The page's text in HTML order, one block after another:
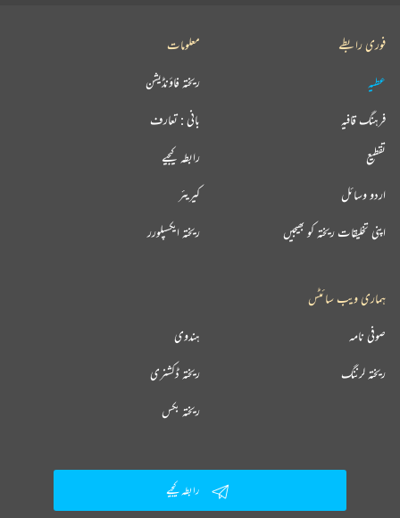
فوری رابطے
عطیہ
فرہنگ قافیہ
تقطیع
اردو وسائل
اپنی تخلیقات ریختہ کو بھیجیں
معلومات
ریختہ فاؤنڈیشن
بانی : تعارف
رابطہ کیجیے
کیریئر
ریختہ ایکسپلورر
ہماری ویب سائٹس
ہندوی صوفی نامہ
ریختہ ڈکشنری ریختہ لرننگ
ریختہ بکس
رابطہ کیجیے